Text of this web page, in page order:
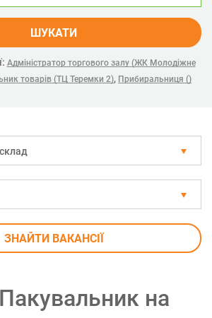
ШУКАТИ
Адміністратор торгового залу (ЖК Молодіжне
товарів (ТЦ Теремки 2), Прибиральниця ()
ЗНАЙТИ ВАКАНСІЇ
Пакувальник на